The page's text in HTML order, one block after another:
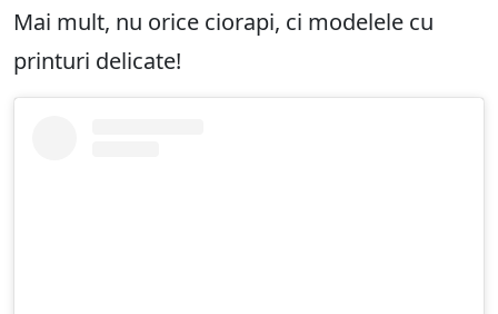
Mai mult, nu orice ciorapi, ci modelele cu
printuri delicate!